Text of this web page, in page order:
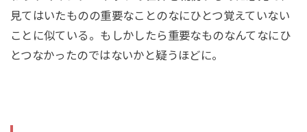
見てはいたものの重要なことのなにひとつ覚えていない
ことに似ている。もしかしたら重要なものなんてなにひ
とつなかったのではないかと疑うほどに。